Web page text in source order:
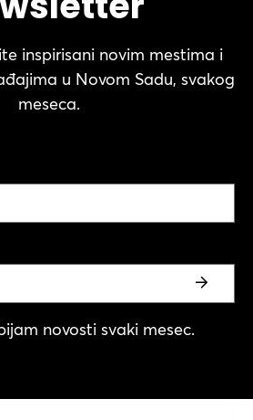
inspirisani novim mestima i
u Novom Sadu, svakog
meseca.
novosti svaki mesec.